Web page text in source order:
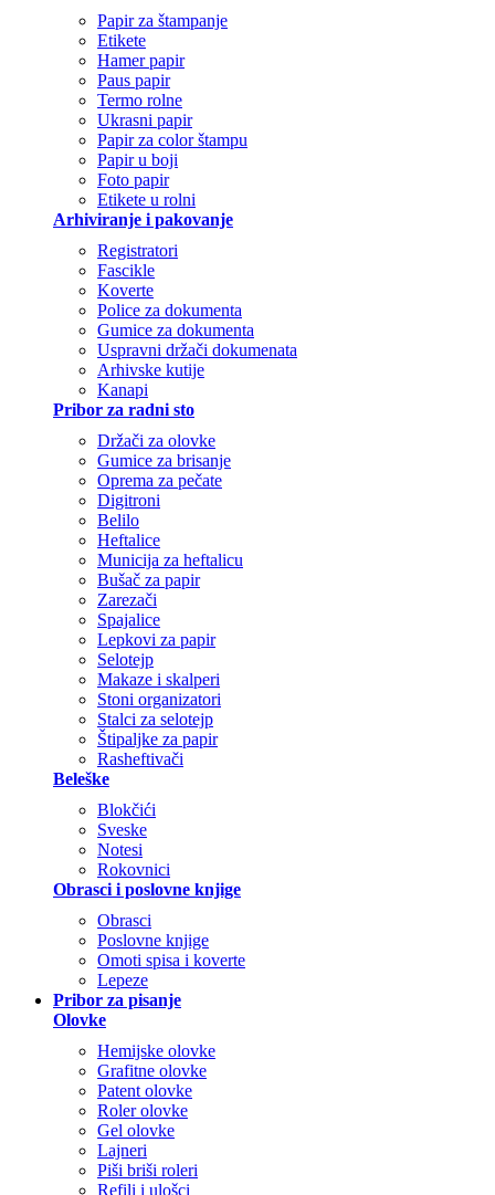
Papir za štampanje
Etikete
Hamer papir
Paus papir
Termo rolne
Ukrasni papir
Papir za color štampu
Papir u boji
Foto papir
Etikete u rolni
Arhiviranje i pakovanje
Registratori
Fascikle
Koverte
Police za dokumenta
Gumice za dokumenta
Uspravni držači dokumenata
Arhivske kutije
Kanapi
Pribor za radni sto
Držači za olovke
Gumice za brisanje
Oprema za pečate
Digitroni
Belilo
Heftalice
Municija za heftalicu
Bušač za papir
Zarezači
Spajalice
Lepkovi za papir
Selotejp
Makaze i skalperi
Stoni organizatori
Stalci za selotejp
Štipaljke za papir
Rasheftivači
Beleške
Blokčići
Sveske
Notesi
Rokovnici
Obrasci i poslovne knjige
Obrasci
Poslovne knjige
Omoti spisa i koverte
Lepeze
Pribor za pisanje
Olovke
Hemijske olovke
Grafitne olovke
Patent olovke
Roler olovke
Gel olovke
Lajneri
Piši briši roleri
Refili i ulošci